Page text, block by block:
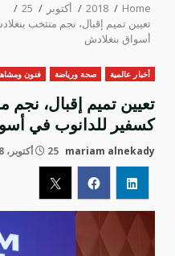
Home
2018 أكتوبر
25
تعيين تميم إقبال، نجم منتخب
أسواق بنغلادش
أخبار عالمية صحة ورياضة فنون
تعيين تميم إقبال،
كسفير للدانوب في
mariam alnekady 25 أكتوبر، 2018